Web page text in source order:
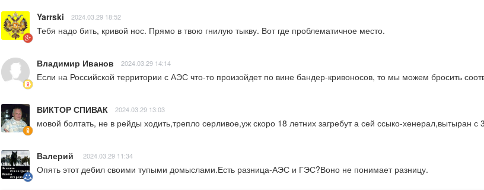
Yarrski 2024.03.29 18:52
Тебя надо бить, кривой нос. Прямо в твою гнилую тыкву. Вот где проблематичное место.
Владимир Иванов 2024.03.29 14:14
Если на Российской территории с АЭС что-то произойдет по вине бандер-кривоносов, то мы можем бросить
ВИКТОР СПИВАК 2024.03.29 13:03
мовой болтать, не в рейды ходить,трепло серливое,уж скоро 18 летних загребут а сей ссыко-хенерал,вытыран
Валерий 2024.03.29 11:34
Опять этот дебил своими тупыми домыслами.Есть разница-АЭС и ГЭС?Воно не понимает разницу.